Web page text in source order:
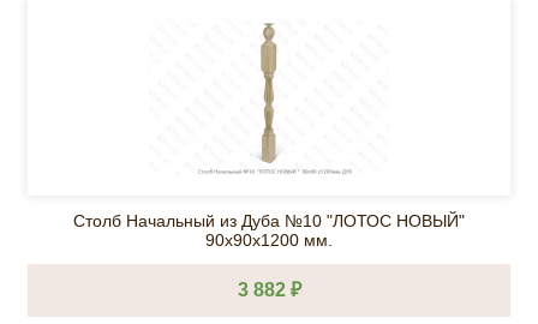
Столб Начальный из Дуба №10 "ЛОТОС НОВЫЙ"
90х90х1200 мм.
3 882 ₽